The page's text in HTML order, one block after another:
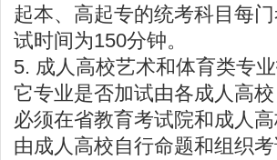
起本、高起专的统考科目每
试时间为150分钟。
5. 成人高校艺术和体育类专
它专业是否加试由各成人高
必须在省教育考试院和成人
由成人高校自行命题和组织